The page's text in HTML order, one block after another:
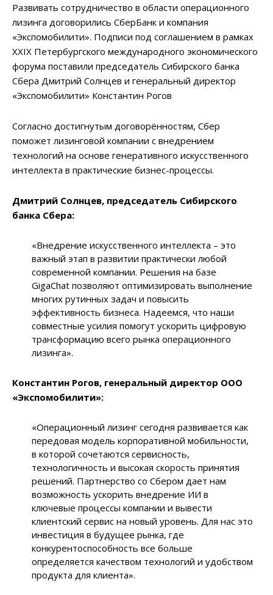
Развивать сотрудничество в области операционного
лизинга договорились СберБанк и компания
«Экспомобилити». Подписи под соглашением в рамках
XXIX Петербургского международного экономического
форума поставили председатель Сибирского банка
Сбера Дмитрий Солнцев и генеральный директор
«Экспомобилити» Константин Рогов
Согласно достигнутым договорённостям, Сбер
поможет лизинговой компании с внедрением
технологий на основе генеративного искусственного
интеллекта в практические бизнес-процессы.
Дмитрий Солнцев, председатель Сибирского
банка Сбера:
«Внедрение искусственного интеллекта – это
важный этап в развитии практически любой
современной компании. Решения на базе
GigaChat позволяют оптимизировать выполнение
многих рутинных задач и повысить
эффективность бизнеса. Надеемся, что наши
совместные усилия помогут ускорить цифровую
трансформацию всего рынка операционного
лизинга».
Константин Рогов, генеральный директор ООО
«Экспомобилити»:
«Операционный лизинг сегодня развивается как
передовая модель корпоративной мобильности,
в которой сочетаются сервисность,
технологичность и высокая скорость принятия
решений. Партнерство со Сбером дает нам
возможность ускорить внедрение ИИ в
ключевые процессы компании и вывести
клиентский сервис на новый уровень. Для нас это
инвестиция в будущее рынка, где
конкурентоспособность все больше
определяется качеством технологий и удобством
продукта для клиента».